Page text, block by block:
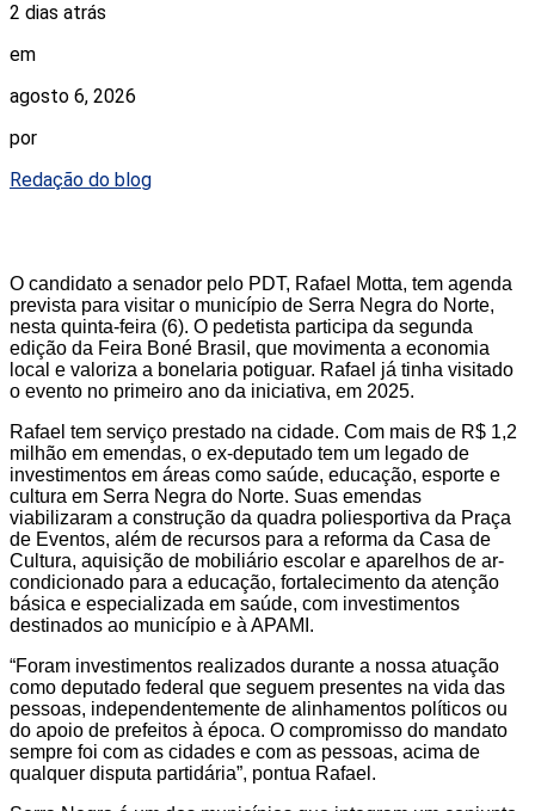
2 dias atrás
em
agosto 6, 2026
por
Redação do blog
O candidato a senador pelo PDT, Rafael Motta, tem agenda
prevista para visitar o município de Serra Negra do Norte,
nesta quinta-feira (6). O pedetista participa da segunda
edição da Feira Boné Brasil, que movimenta a economia
local e valoriza a bonelaria potiguar. Rafael já tinha visitado
o evento no primeiro ano da iniciativa, em 2025.
Rafael tem serviço prestado na cidade. Com mais de R$ 1,2
milhão em emendas, o ex-deputado tem um legado de
investimentos em áreas como saúde, educação, esporte e
cultura em Serra Negra do Norte. Suas emendas
viabilizaram a construção da quadra poliesportiva da Praça
de Eventos, além de recursos para a reforma da Casa de
Cultura, aquisição de mobiliário escolar e aparelhos de ar-
condicionado para a educação, fortalecimento da atenção
básica e especializada em saúde, com investimentos
destinados ao município e à APAMI.
“Foram investimentos realizados durante a nossa atuação
como deputado federal que seguem presentes na vida das
pessoas, independentemente de alinhamentos políticos ou
do apoio de prefeitos à época. O compromisso do mandato
sempre foi com as cidades e com as pessoas, acima de
qualquer disputa partidária”, pontua Rafael.